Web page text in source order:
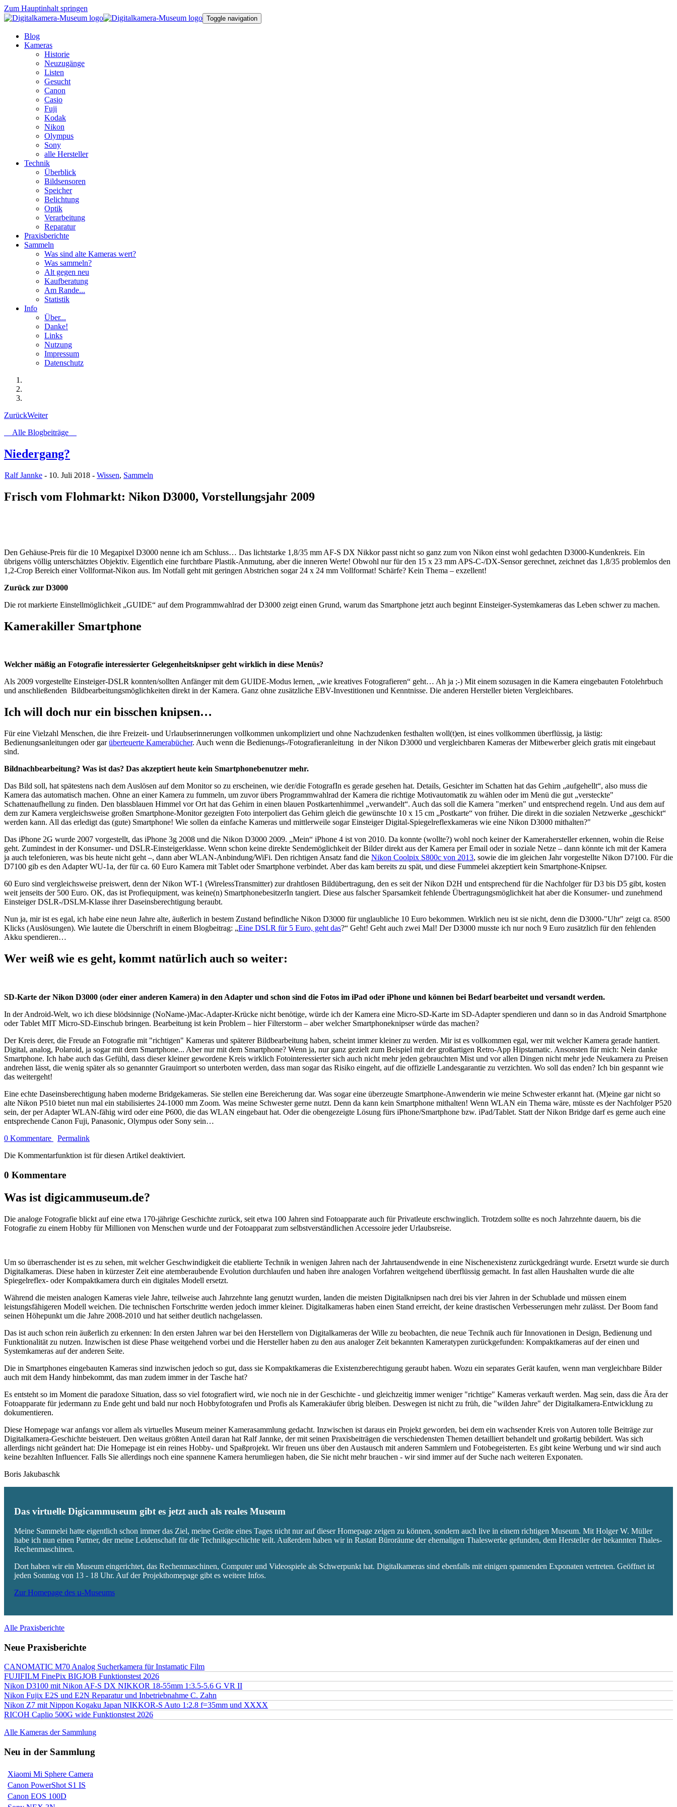
Zum Hauptinhalt springen
Toggle navigation
Blog
Kameras
Historie
Neuzugänge
Listen
Gesucht
Canon
Casio
Fuji
Kodak
Nikon
Olympus
Sony
alle Hersteller
Technik
Überblick
Bildsensoren
Speicher
Belichtung
Optik
Verarbeitung
Reparatur
Praxisberichte
Sammeln
Was sind alte Kameras wert?
Was sammeln?
Alt gegen neu
Kaufberatung
Am Rande...
Statistik
Info
Über...
Danke!
Links
Nutzung
Impressum
Datenschutz
ZurückWeiter
Alle Blogbeiträge
Niedergang?
Ralf Jannke - 10. Juli 2018 - Wissen, Sammeln
Frisch vom Flohmarkt: Nikon D3000, Vorstellungsjahr 2009
Den Gehäuse-Preis für die 10 Megapixel D3000 nenne ich am Schluss… Das lichtstarke 1,8/35 mm AF-S DX Nikkor passt nicht so ganz zum von Nikon einst wohl gedachten D3000-Kundenkreis. Ein
übrigens völlig unterschätztes Objektiv. Eigentlich eine furchtbare Plastik-Anmutung, aber die inneren Werte! Obwohl nur für den 15 x 23 mm APS-C-/DX-Sensor gerechnet, zeichnet das 1,8/35 problemlos den
1,2-Crop Bereich einer Vollformat-Nikon aus. Im Notfall geht mit geringen Abstrichen sogar 24 x 24 mm Vollformat! Schärfe? Kein Thema – exzellent!
Zurück zur D3000
Die rot markierte Einstellmöglichkeit „GUIDE“ auf dem Programmwahlrad der D3000 zeigt einen Grund, warum das Smartphone jetzt auch beginnt Einsteiger-Systemkameras das Leben schwer zu machen.
Kamerakiller Smartphone
Welcher mäßig an Fotografie interessierter Gelegenheitsknipser geht wirklich in diese Menüs?
Als 2009 vorgestellte Einsteiger-DSLR konnten/sollten Anfänger mit dem GUIDE-Modus lernen, „wie kreatives Fotografieren“ geht… Ah ja ;-) Mit einem sozusagen in die Kamera eingebauten Fotolehrbuch
und anschließenden Bildbearbeitungsmöglichkeiten direkt in der Kamera. Ganz ohne zusätzliche EBV-Investitionen und Kenntnisse. Die anderen Hersteller bieten Vergleichbares.
Ich will doch nur ein bisschen knipsen…
Für eine Vielzahl Menschen, die ihre Freizeit- und Urlaubserinnerungen vollkommen unkompliziert und ohne Nachzudenken festhalten woll(t)en, ist eines vollkommen überflüssig, ja lästig:
Bedienungsanleitungen oder garüberteuerte Kamerabücher. Auch wenn die Bedienungs-/Fotografieranleitung in der Nikon D3000 und vergleichbaren Kameras der Mitbewerber gleich gratis mit eingebaut
sind.
Bildnachbearbeitung? Was ist das? Das akzeptiert heute kein Smartphonebenutzer mehr.
Das Bild soll, hat spätestens nach dem Auslösen auf dem Monitor so zu erscheinen, wie der/die FotografIn es gerade gesehen hat. Details, Gesichter im Schatten hat das Gehirn „aufgehellt“, also muss die
Kamera das automatisch machen. Ohne an einer Kamera zu fummeln, um zuvor übers Programmwahlrad der Kamera die richtige Motivautomatik zu wählen oder im Menü die gut „versteckte"
Schattenaufhellung zu finden. Den blassblauen Himmel vor Ort hat das Gehirn in einen blauen Postkartenhimmel „verwandelt“. Auch das soll die Kamera "merken" und entsprechend regeln. Und aus dem auf
dem zur Kamera vergleichsweise großen Smartphone-Monitor gezeigten Foto interpoliert das Gehirn gleich die gewünschte 10 x 15 cm „Postkarte“ von früher. Die direkt in die sozialen Netzwerke „geschickt“
werden kann. All das erledigt das (gute) Smartphone! Wie sollen da einfache Kameras und mittlerweile sogar Einsteiger Digital-Spiegelreflexkameras wie eine Nikon D3000 mithalten?"
Das iPhone 2G wurde 2007 vorgestellt, das iPhone 3g 2008 und die Nikon D3000 2009. „Mein“ iPhone 4 ist von 2010. Da konnte (wollte?) wohl noch keiner der Kamerahersteller erkennen, wohin die Reise
geht. Zumindest in der Konsumer- und DSLR-Einsteigerklasse. Wenn schon keine direkte Sendemöglichkeit der Bilder direkt aus der Kamera per Email oder in soziale Netze – dann könnte ich mit der Kamera
ja auch telefonieren, was bis heute nicht geht –, dann aber WLAN-Anbindung/WiFi. Den richtigen Ansatz fand die Nikon Coolpix S800c von 2013, sowie die im gleichen Jahr vorgestellte Nikon D7100. Für die
D7100 gib es den Adapter WU-1a, der für ca. 60 Euro Kamera mit Tablet oder Smartphone verbindet. Aber das kam bereits zu spät, und diese Fummelei akzeptiert kein Smartphone-Knipser.
60 Euro sind vergleichsweise preiswert, denn der Nikon WT-1 (WirelessTransmitter) zur drahtlosen Bildübertragung, den es seit der Nikon D2H und entsprechend für die Nachfolger für D3 bis D5 gibt, kosten
weit jenseits der 500 Euro. OK, das ist Profiequipment, was keine(n) SmartphonebesitzerIn tangiert. Diese aus falscher Sparsamkeit fehlende Übertragungsmöglichkeit hat aber die Konsumer- und zunehmend
Einsteiger DSLR-/DSLM-Klasse ihrer Daseinsberechtigung beraubt.
Nun ja, mir ist es egal, ich habe eine neun Jahre alte, äußerlich in bestem Zustand befindliche Nikon D3000 für unglaubliche 10 Euro bekommen. Wirklich neu ist sie nicht, denn die D3000-"Uhr" zeigt ca. 8500
Klicks (Auslösungen). Wie lautete die Überschrift in einem Blogbeitrag: „Eine DSLR für 5 Euro, geht das?“ Geht! Geht auch zwei Mal! Der D3000 musste ich nur noch 9 Euro zusätzlich für den fehlenden
Akku spendieren…
Wer weiß wie es geht, kommt natürlich auch so weiter:
SD-Karte der Nikon D3000 (oder einer anderen Kamera) in den Adapter und schon sind die Fotos im iPad oder iPhone und können bei Bedarf bearbeitet und versandt werden.
In der Android-Welt, wo ich diese blödsinnige (NoName-)Mac-Adapter-Krücke nicht benötige, würde ich der Kamera eine Micro-SD-Karte im SD-Adapter spendieren und dann so in das Android Smartphone
oder Tablet MIT Micro-SD-Einschub bringen. Bearbeitung ist kein Problem – hier Filterstorm – aber welcher Smartphoneknipser würde das machen?
Der Kreis derer, die Freude an Fotografie mit "richtigen" Kameras und späterer Bildbearbeitung haben, scheint immer kleiner zu werden. Mir ist es vollkommen egal, wer mit welcher Kamera gerade hantiert.
Digital, analog, Polaroid, ja sogar mit dem Smartphone... Aber nur mit dem Smartphone? Wenn ja, nur ganz gezielt zum Beispiel mit der großartigen Retro-App Hipstamatic. Ansonsten für mich: Nein danke
Smartphone. Ich habe auch das Gefühl, dass dieser kleiner gewordene Kreis wirklich Fotointeressierter sich auch nicht mehr jeden gebrauchten Mist und vor allen Dingen nicht mehr jede Neukamera zu Preisen
andrehen lässt, die wenig später als so genannter Grauimport so unterboten werden, dass man sogar das Risiko eingeht, auf die offizielle Landesgarantie zu verzichten. Wo soll das enden? Ich bin gespannt wie
das weitergeht!
Eine echte Daseinsberechtigung haben moderne Bridgekameras. Sie stellen eine Bereicherung dar. Was sogar eine überzeugte Smartphone-Anwenderin wie meine Schwester erkannt hat. (M)eine gar nicht so
alte Nikon P510 bietet nun mal ein stabilisiertes 24-1000 mm Zoom. Was meine Schwester gerne nutzt. Denn da kann kein Smartphone mithalten! Wenn WLAN ein Thema wäre, müsste es der Nachfolger P520
sein, der per Adapter WLAN-fähig wird oder eine P600, die das WLAN eingebaut hat. Oder die obengezeigte Lösung fürs iPhone/Smartphone bzw. iPad/Tablet. Statt der Nikon Bridge darf es gerne auch eine
entsprechende Canon Fuji, Panasonic, Olympus oder Sony sein…
0 Kommentare
Permalink
Die Kommentarfunktion ist für diesen Artikel deaktiviert.
0 Kommentare
Was ist digicammuseum.de?
Die analoge Fotografie blickt auf eine etwa 170-jährige Geschichte zurück, seit etwa 100 Jahren sind Fotoapparate auch für Privatleute erschwinglich. Trotzdem sollte es noch Jahrzehnte dauern, bis die
Fotografie zu einem Hobby für Millionen von Menschen wurde und der Fotoapparat zum selbstverständlichen Accessoire jeder Urlaubsreise.
Um so überraschender ist es zu sehen, mit welcher Geschwindigkeit die etablierte Technik in wenigen Jahren nach der Jahrtausendwende in eine Nischenexistenz zurückgedrängt wurde. Ersetzt wurde sie durch
Digitalkameras. Diese haben in kürzester Zeit eine atemberaubende Evolution durchlaufen und haben ihre analogen Vorfahren weitgehend überflüssig gemacht. In fast allen Haushalten wurde die alte
Spiegelreflex- oder Kompaktkamera durch ein digitales Modell ersetzt.
Während die meisten analogen Kameras viele Jahre, teilweise auch Jahrzehnte lang genutzt wurden, landen die meisten Digitalknipsen nach drei bis vier Jahren in der Schublade und müssen einem
leistungsfähigeren Modell weichen. Die technischen Fortschritte werden jedoch immer kleiner. Digitalkameras haben einen Stand erreicht, der keine drastischen Verbesserungen mehr zulässt. Der Boom fand
seinen Höhepunkt um die Jahre 2008-2010 und hat seither deutlich nachgelassen.
Das ist auch schon rein äußerlich zu erkennen: In den ersten Jahren war bei den Herstellern von Digitalkameras der Wille zu beobachten, die neue Technik auch für Innovationen in Design, Bedienung und
Funktionalität zu nutzen. Inzwischen ist diese Phase weitgehend vorbei und die Hersteller haben zu den aus analoger Zeit bekannten Kameratypen zurückgefunden: Kompaktkameras auf der einen und
Systemkameras auf der anderen Seite.
Die in Smartphones eingebauten Kameras sind inzwischen jedoch so gut, dass sie Kompaktkameras die Existenzberechtigung geraubt haben. Wozu ein separates Gerät kaufen, wenn man vergleichbare Bilder
auch mit dem Handy hinbekommt, das man zudem immer in der Tasche hat?
Es entsteht so im Moment die paradoxe Situation, dass so viel fotografiert wird, wie noch nie in der Geschichte - und gleichzeitig immer weniger "richtige" Kameras verkauft werden. Mag sein, dass die Ära der
Fotoapparate für jedermann zu Ende geht und bald nur noch Hobbyfotografen und Profis als Kamerakäufer übrig bleiben. Deswegen ist nicht zu früh, die "wilden Jahre" der Digitalkamera-Entwicklung zu
dokumentieren.
Diese Homepage war anfangs vor allem als virtuelles Museum meiner Kamerasammlung gedacht. Inzwischen ist daraus ein Projekt geworden, bei dem ein wachsender Kreis von Autoren tolle Beiträge zur
Digitalkamera-Geschichte beisteuert. Den weitaus größten Anteil daran hat Ralf Jannke, der mit seinen Praxisbeiträgen die verschiedensten Themen detailliert behandelt und großartig bebildert. Was sich
allerdings nicht geändert hat: Die Homepage ist ein reines Hobby- und Spaßprojekt. Wir freuen uns über den Austausch mit anderen Sammlern und Fotobegeisterten. Es gibt keine Werbung und wir sind auch
keine bezahlten Influencer. Falls Sie allerdings noch eine spannene Kamera herumliegen haben, die Sie nicht mehr brauchen - wir sind immer auf der Suche nach weiteren Exponaten.
Boris Jakubaschk
Das virtuelle Digicammuseum gibt es jetzt auch als reales Museum
Meine Sammelei hatte eigentlich schon immer das Ziel, meine Geräte eines Tages nicht nur auf dieser Homepage zeigen zu können, sondern auch live in einem richtigen Museum. Mit Holger W. Müller
habe ich nun einen Partner, der meine Leidenschaft für die Technikgeschichte teilt. Außerdem haben wir in Rastatt Büroräume der ehemaligen Thaleswerke gefunden, dem Hersteller der bekannten Thales-
Rechenmaschinen.
Dort haben wir ein Museum eingerichtet, das Rechenmaschinen, Computer und Videospiele als Schwerpunkt hat. Digitalkameras sind ebenfalls mit einigen spannenden Exponaten vertreten. Geöffnet ist
jeden Sonntag von 13 - 18 Uhr. Auf der Projekthomepage gibt es weitere Infos.
Zur Homepage des µ-Museums
Alle Praxisberichte
Neue Praxisberichte
CANOMATIC M70 Analog Sucherkamera für Instamatic Film
FUJIFILM FinePix BIGJOB Funktionstest 2026
Nikon D3100 mit Nikon AF-S DX NIKKOR 18-55mm 1:3.5-5.6 G VR II
Nikon Fujix E2S und E2N Reparatur und Inbetriebnahme C. Zahn
Nikon Z7 mit Nippon Kogaku Japan NIKKOR-S Auto 1:2.8 f=35mm und XXXX
RICOH Caplio 500G wide Funktionstest 2026
Alle Kameras der Sammlung
Neu in der Sammlung
Xiaomi Mi Sphere Camera
Canon PowerShot S1 IS
Canon EOS 100D